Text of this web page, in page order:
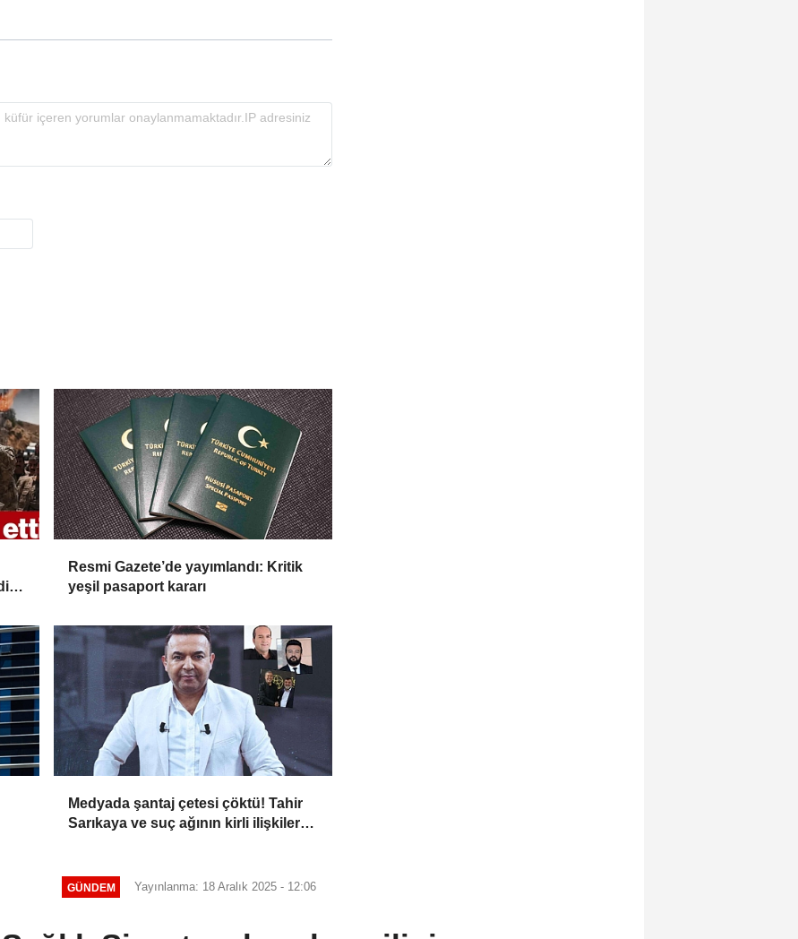
Resmi Gazete’de yayımlandı: Kritik
yeşil pasaport kararı
Medyada şantaj çetesi çöktü! Tahir
Sarıkaya ve suç ağının kirli ilişkiler
GÜNDEM Yayınlanma: 18 Aralık 2025 - 12:06